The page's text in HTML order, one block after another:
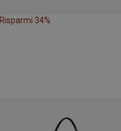
Risparmi 34%